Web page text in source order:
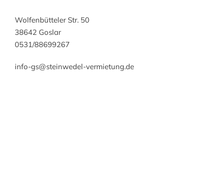
Wolfenbütteler Str. 50
38642 Goslar
0531/88699267
info-gs@steinwedel-vermietung.de